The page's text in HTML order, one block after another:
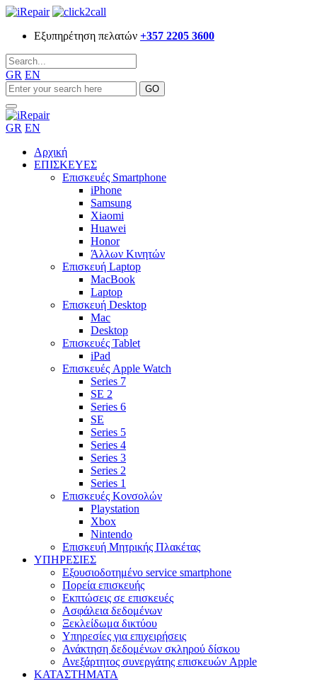
Εξυπηρέτηση πελατών +357 2205 3600
GR EN
GR EN
Αρχική
ΕΠΙΣΚΕΥΕΣ
Επισκευές Smartphone
iPhone
Samsung
Xiaomi
Huawei
Honor
Άλλων Κινητών
Επισκευή Laptop
MacBook
Laptop
Επισκευή Desktop
Mac
Desktop
Επισκευές Tablet
iPad
Επισκευές Apple Watch
Series 7
SE 2
Series 6
SE
Series 5
Series 4
Series 3
Series 2
Series 1
Επισκευές Κονσολών
Playstation
Xbox
Nintendo
Επισκευή Μητρικής Πλακέτας
YΠΗΡΕΣΙΕΣ
Εξουσιοδοτημένο service smartphone
Πορεία επισκευής
Εκπτώσεις σε επισκευές
Ασφάλεια δεδομένων
Ξεκλείδωμα δικτύου
Υπηρεσίες για επιχειρήσεις
Ανάκτηση δεδομένων σκληρού δίσκου
Ανεξάρτητος συνεργάτης επισκευών Apple
ΚΑΤΑΣΤΗΜΑΤΑ